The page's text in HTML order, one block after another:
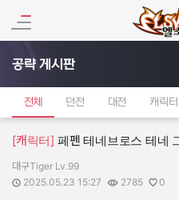
공략 게시판
전체 던전 대전 캐릭터
[캐릭터] 페펜 테네브로스 테네
작성자:
대구Tiger Lv.99
작성일:
2025.05.23 15:27
조회수:
2785
추천수:
0